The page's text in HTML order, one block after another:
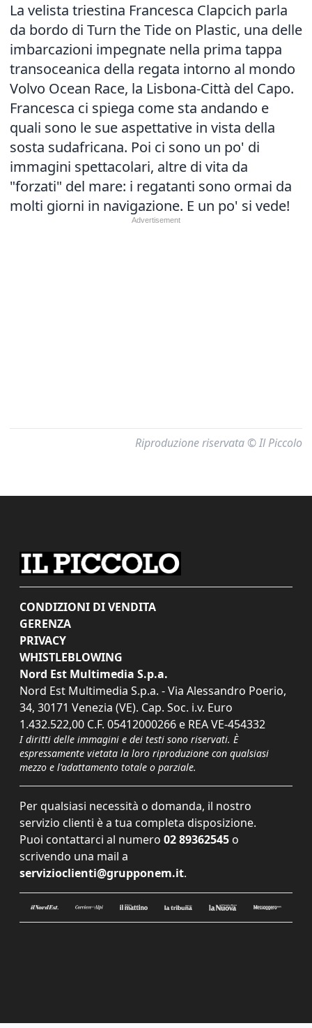
La velista triestina Francesca Clapcich parla
da bordo di Turn the Tide on Plastic, una delle
imbarcazioni impegnate nella prima tappa
transoceanica della regata intorno al mondo
Volvo Ocean Race, la Lisbona-Città del Capo.
Francesca ci spiega come sta andando e
quali sono le sue aspettative in vista della
sosta sudafricana. Poi ci sono un po' di
immagini spettacolari, altre di vita da
"forzati" del mare: i regatanti sono ormai da
molti giorni in navigazione. E un po' si vede!
Riproduzione riservata © Il Piccolo
CONDIZIONI DI VENDITA
GERENZA
PRIVACY
WHISTLEBLOWING
Nord Est Multimedia S.p.a.
Nord Est Multimedia S.p.a. - Via Alessandro Poerio,
34, 30171 Venezia (VE). Cap. Soc. i.v. Euro
1.432.522,00 C.F. 05412000266 e REA VE-454332
I diritti delle immagini e dei testi sono riservati. È
espressamente vietata la loro riproduzione con qualsiasi
mezzo e l'adattamento totale o parziale.
Per qualsiasi necessità o domanda, il nostro
servizio clienti è a tua completa disposizione.
Puoi contattarci al numero 02 89362545 o
scrivendo una mail a
servizioclienti@grupponem.it.